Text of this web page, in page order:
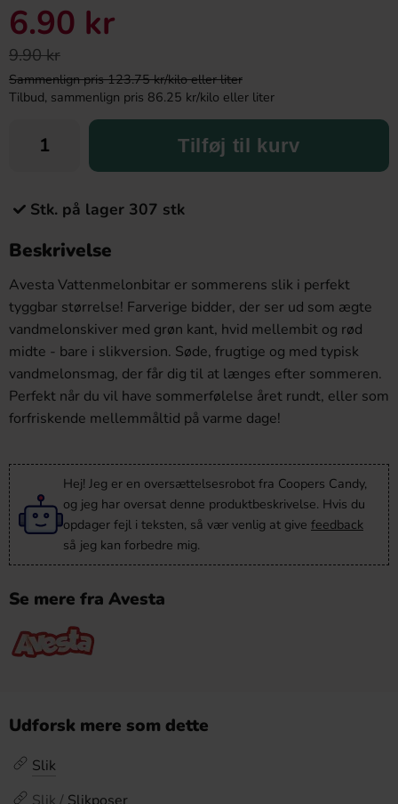
6.90 kr
9.90 kr
Sammenlign pris 123.75 kr/kilo eller liter
Tilbud, sammenlign pris 86.25 kr/kilo eller liter
Tilføj til kurv
Stk. på lager 307 stk
Beskrivelse
Avesta Vattenmelonbitar er sommerens slik i perfekt
tyggbar størrelse! Farverige bidder, der ser ud som ægte
vandmelonskiver med grøn kant, hvid mellembit og rød
midte - bare i slikversion. Søde, frugtige og med typisk
vandmelonsmag, der får dig til at længes efter sommeren.
Perfekt når du vil have sommerfølelse året rundt, eller som
forfriskende mellemmåltid på varme dage!
Hej! Jeg er en oversættelsesrobot fra Coopers Candy,
og jeg har oversat denne produktbeskrivelse. Hvis du
opdager fejl i teksten, så vær venlig at give feedback
så jeg kan forbedre mig.
Se mere fra Avesta
Udforsk mere som dette
Slik